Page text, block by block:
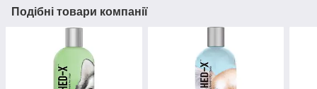
Подібні товари компанії